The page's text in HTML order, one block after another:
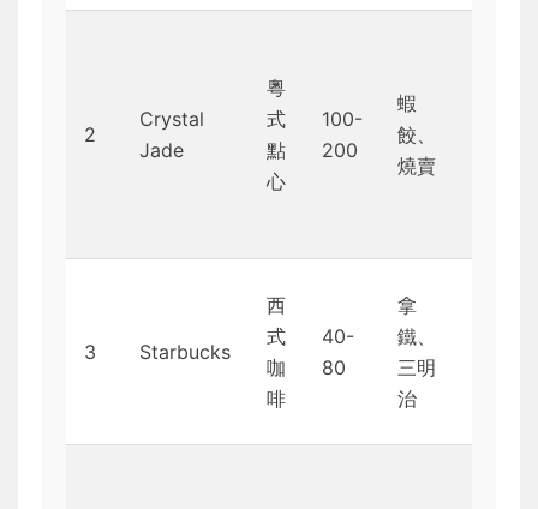
2
Crystal
Jade
粵
式
點
心
100-
200
蝦
餃、
燒賣
3 Starbucks
西
式
咖
啡
40-
80
拿
鐵、
三明
治